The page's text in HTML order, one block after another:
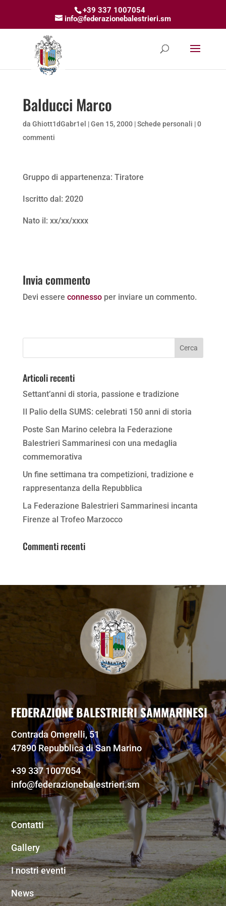
+39 337 1007054
info@federazionebalestrieri.sm
Balducci Marco
da Ghiott1dGabr1el |Gen 15, 2000|Schede personali |0
commenti
Gruppo di appartenenza: Tiratore
Iscritto dal: 2020
Nato il: xx/xx/xxxx
Invia commento
Devi essere connessoper inviare un commento.
Articoli recenti
Settant’anni di storia, passione e tradizione
Il Palio della SUMS: celebrati 150 anni di storia
Poste San Marino celebra la Federazione
Balestrieri Sammarinesi con una medaglia
commemorativa
Un fine settimana tra competizioni, tradizione e
rappresentanza della Repubblica
La Federazione Balestrieri Sammarinesi incanta
Firenze al Trofeo Marzocco
Commenti recenti
FEDERAZIONE BALESTRIERI SAMMARINESI
Contrada Omerelli, 51
47890 Repubblica di San Marino
+39 337 1007054
info@federazionebalestrieri.sm
Contatti
Gallery
I nostri eventi
News